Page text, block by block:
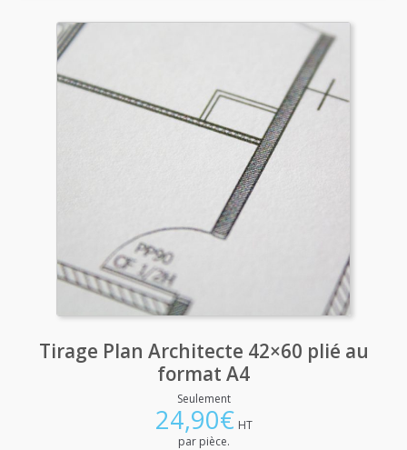
Tirage Plan Architecte 42×60 plié au
format A4
Seulement
24,90€ HT
par pièce.